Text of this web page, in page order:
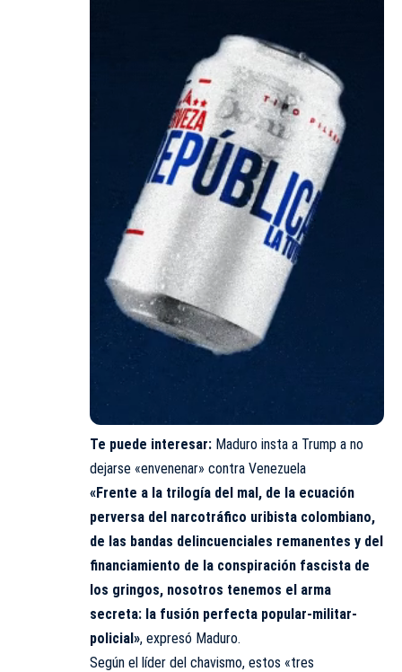
Te puede interesar: Maduro insta a Trump a no
dejarse «envenenar» contra Venezuela
«Frente a la trilogía del mal, de la ecuación
perversa del narcotráfico uribista colombiano,
de las bandas delincuenciales remanentes y del
financiamiento de la conspiración fascista de
los gringos, nosotros tenemos el arma
secreta: la fusión perfecta popular-militar-
policial», expresó Maduro.
Según el líder del chavismo, estos «tres